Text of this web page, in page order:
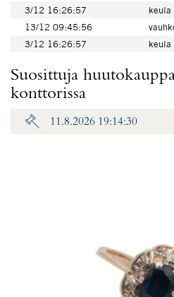
3/12 16:26:57
keula
13/12 09:45:56
3/12 16:26:57
keula
Suosittuja
konttorissa
11.8.2026 19:14:30